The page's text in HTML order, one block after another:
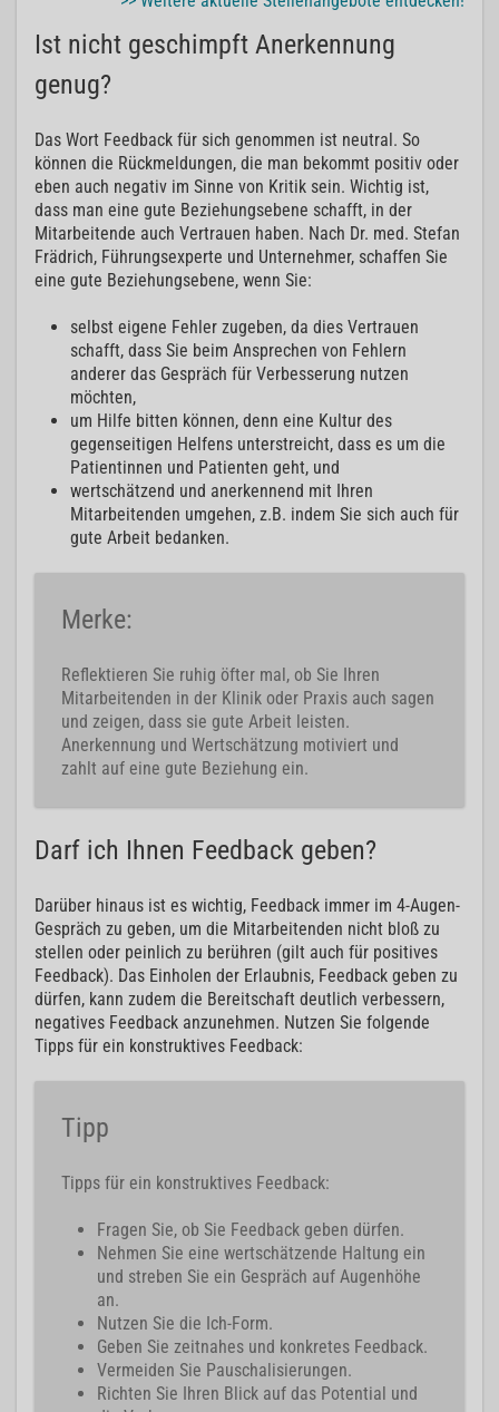
Ist nicht geschimpft Anerkennung
genug?
Das Wort Feedback für sich genommen ist neutral. So
können die Rückmeldungen, die man bekommt positiv oder
eben auch negativ im Sinne von Kritik sein. Wichtig ist,
dass man eine gute Beziehungsebene schafft, in der
Mitarbeitende auch Vertrauen haben. Nach Dr. med. Stefan
Frädrich, Führungsexperte und Unternehmer, schaffen Sie
eine gute Beziehungsebene, wenn Sie:
selbst eigene Fehler zugeben, da dies Vertrauen
schafft, dass Sie beim Ansprechen von Fehlern
anderer das Gespräch für Verbesserung nutzen
möchten,
um Hilfe bitten können, denn eine Kultur des
gegenseitigen Helfens unterstreicht, dass es um die
Patientinnen und Patienten geht, und
wertschätzend und anerkennend mit Ihren
Mitarbeitenden umgehen, z.B. indem Sie sich auch für
gute Arbeit bedanken.
Merke:
Reflektieren Sie ruhig öfter mal, ob Sie Ihren
Mitarbeitenden in der Klinik oder Praxis auch sagen
und zeigen, dass sie gute Arbeit leisten.
Anerkennung und Wertschätzung motiviert und
zahlt auf eine gute Beziehung ein.
Darf ich Ihnen Feedback geben?
Darüber hinaus ist es wichtig, Feedback immer im 4-Augen-
Gespräch zu geben, um die Mitarbeitenden nicht bloß zu
stellen oder peinlich zu berühren (gilt auch für positives
Feedback). Das Einholen der Erlaubnis, Feedback geben zu
dürfen, kann zudem die Bereitschaft deutlich verbessern,
negatives Feedback anzunehmen. Nutzen Sie folgende
Tipps für ein konstruktives Feedback:
Tipp
Tipps für ein konstruktives Feedback:
Fragen Sie, ob Sie Feedback geben dürfen.
Nehmen Sie eine wertschätzende Haltung ein
und streben Sie ein Gespräch auf Augenhöhe
an.
Nutzen Sie die Ich-Form.
Geben Sie zeitnahes und konkretes Feedback.
Vermeiden Sie Pauschalisierungen.
Richten Sie Ihren Blick auf das Potential und